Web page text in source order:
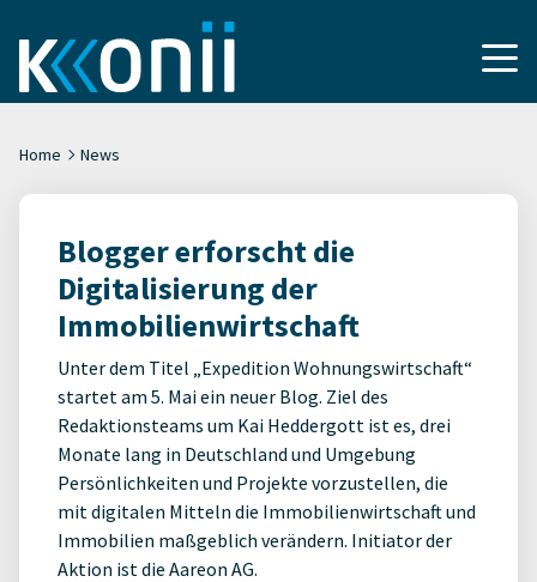
Home News
Blogger erforscht die
Digitalisierung der
Immobilienwirtschaft
Unter dem Titel „Expedition Wohnungswirtschaft“
startet am 5. Mai ein neuer Blog. Ziel des
Redaktionsteams um Kai Heddergott ist es, drei
Monate lang in Deutschland und Umgebung
Persönlichkeiten und Projekte vorzustellen, die
mit digitalen Mitteln die Immobilienwirtschaft und
Immobilien maßgeblich verändern. Initiator der
Aktion ist die Aareon AG.